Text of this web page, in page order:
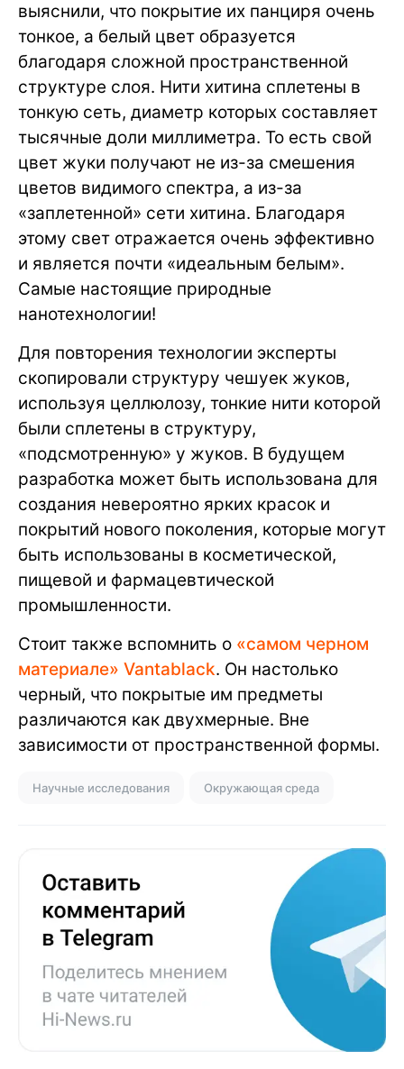
выяснили, что покрытие их панциря очень
тонкое, а белый цвет образуется
благодаря сложной пространственной
структуре слоя. Нити хитина сплетены в
тонкую сеть, диаметр которых составляет
тысячные доли миллиметра. То есть свой
цвет жуки получают не из-за смешения
цветов видимого спектра, а из-за
«заплетенной» сети хитина. Благодаря
этому свет отражается очень эффективно
и является почти «идеальным белым».
Самые настоящие природные
нанотехнологии!
Для повторения технологии эксперты
скопировали структуру чешуек жуков,
используя целлюлозу, тонкие нити которой
были сплетены в структуру,
«подсмотренную» у жуков. В будущем
разработка может быть использована для
создания невероятно ярких красок и
покрытий нового поколения, которые могут
быть использованы в косметической,
пищевой и фармацевтической
промышленности.
Стоит также вспомнить о «самом черном
материале» Vantablack. Он настолько
черный, что покрытые им предметы
различаются как двухмерные. Вне
зависимости от пространственной формы.
Научные исследования Окружающая среда